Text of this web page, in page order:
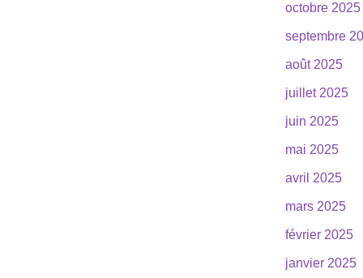
octobre 2025
septembre
août 2025
juillet 2025
juin 2025
mai 2025
avril 2025
mars 2025
février 2025
janvier 2025